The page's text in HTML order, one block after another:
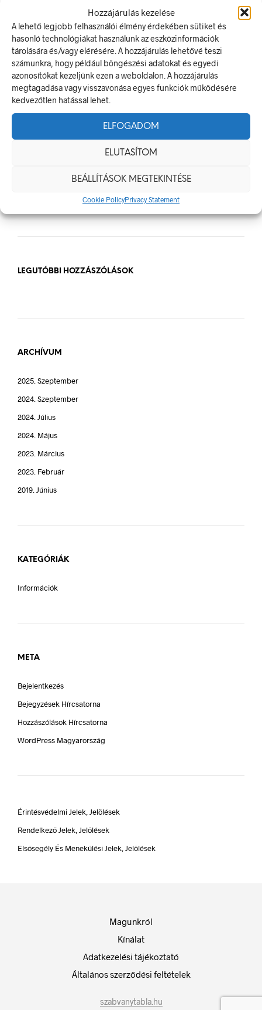
Hozzájárulás kezelése
A lehető legjobb felhasználói élmény érdekében sütiket és
hasonló technológiákat használunk az eszközinformációk
tárolására és/vagy elérésére. A hozzájárulás lehetővé teszi
számunkra, hogy például böngészési adatokat és egyedi
azonosítókat kezeljünk ezen a weboldalon. A hozzájárulás
megtagadása vagy visszavonása egyes funkciók működésére
kedvezőtlen hatással lehet.
ELFOGADOM
ELUTASÍTOM
BEÁLLÍTÁSOK MEGTEKINTÉSE
Cookie PolicyPrivacy Statement
LEGUTÓBBI BEJEGYZÉSEK
Munkavédelmi Táblák És Biztonsági Jelzések – Miért
Nélkülözhetetlenek A Munkahelyen?
Jól Láthatósági Mellény: Miért Fontos, Hogyan Válaszd Ki,
Céges Logóval Ellátott Pólók: Az Identitás És Csapatszellem
Megtestesítői
A Biztonságos Hulladékgazdálkodás: A Hulladékgyűjtő
Ellenőrzés És Tudatosság Fontossága
LEGUTÓBBI HOZZÁSZÓLÁSOK
ARCHÍVUM
2025. Szeptember
2024. Szeptember
2024. Július
2024. Május
2023. Március
2023. Február
2019. Június
KATEGÓRIÁK
Információk
META
Bejelentkezés
Bejegyzések Hírcsatorna
Hozzászólások Hírcsatorna
WordPress Magyarország
Érintésvédelmi Jelek, Jelölések
Rendelkező Jelek, Jelölések
Elsősegély És Menekülési Jelek, Jelölések
Magunkról
Kínálat
Adatkezelési tájékoztató
Általános szerződési feltételek
szabvanytabla.hu